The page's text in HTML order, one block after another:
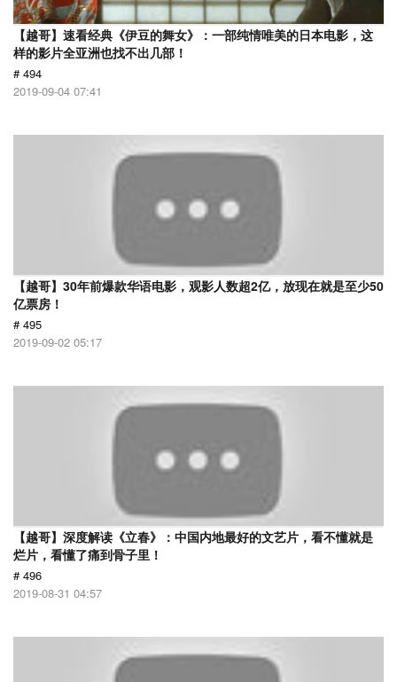
【越哥】速看经典《伊豆的舞女》：一部纯情唯美的日本电影，这
样的影片全亚洲也找不出几部！
# 494
2019-09-04 07:41
【越哥】30年前爆款华语电影，观影人数超2亿，放现在就是至少50
亿票房！
# 495
2019-09-02 05:17
【越哥】深度解读《立春》：中国内地最好的文艺片，看不懂就是
烂片，看懂了痛到骨子里！
# 496
2019-08-31 04:57